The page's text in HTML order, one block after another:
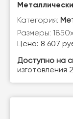
Категория:
Размеры:
Цена: 8 607
Доступно на
изготовления